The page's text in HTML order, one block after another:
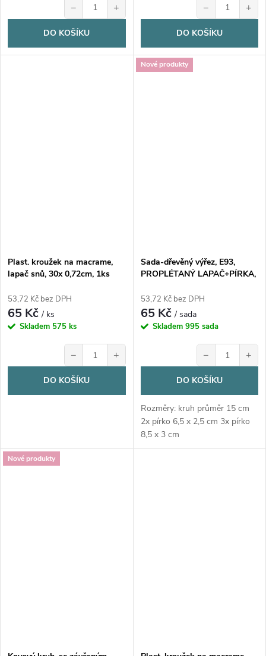
− +
DO KOŠÍKU
− +
DO KOŠÍKU
Plast. kroužek na macrame,
lapač snů, 30x 0,72cm, 1ks
53,72 Kč bez DPH
65 Kč/ ks
Skladem 575 ks
− +
DO KOŠÍKU
Nové produkty
Sada-dřevěný výřez, E93,
PROPLÉTANÝ LAPAČ+PÍRKA,
53,72 Kč bez DPH
65 Kč/ sada
Skladem 995 sada
− +
DO KOŠÍKU
Rozměry: kruh průměr 15 cm
2x pírko 6,5 x 2,5 cm 3x pírko
8,5 x 3 cm
Nové produkty